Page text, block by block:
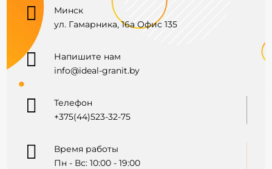

Минск
ул. Гамарника, 16а Офис 135

Напишите нам
info@ideal-granit.by

Телефон
+375(44)523-32-75

Время работы
Пн - Вс: 10:00 - 19:00